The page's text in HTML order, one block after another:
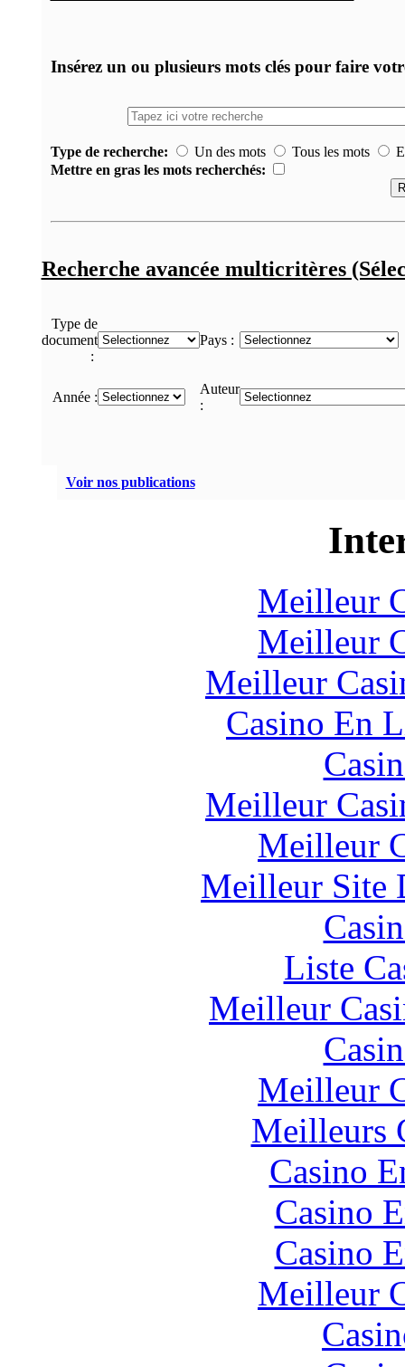
Insérez un ou plusieurs mots clés pour faire
Type de recherche: Un des mots Tous les mots
Mettre en gras les mots recherchés:
Recherche avancée multicritères
Type de
document
:
Pays :
Année :
Auteur
:
Voir nos publications
Meilleur
Meilleur
Meilleur
Casino En
Meilleur
Meilleur
Meilleur Site
Liste
Meilleur
Meilleur
Meilleurs
Casino
Casino
Casino
Meilleur